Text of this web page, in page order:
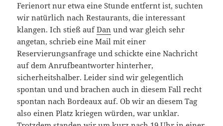
Ferienort nur etwa eine Stunde entfernt ist, suchten
wir natürlich nach Restaurants, die interessant
klangen. Ich stieß aufDan und war gleich sehr
angetan, schrieb eine Mail mit einer
Reservierungsanfrage und schickte eine Nachricht
auf dem Anrufbeantworter hinterher,
sicherheitshalber. Leider sind wir gelegentlich
spontan und und brachen auch in diesem Fall recht
spontan nach Bordeaux auf. Ob wir an diesem Tag
also einen Platz kriegen würden, war unklar.